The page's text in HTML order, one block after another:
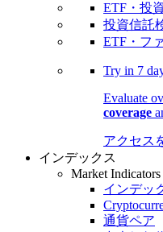
ETF・投
投資信託
ETF・フ
Try in 7
Evaluate
coverage
アクセス
インデックス
Market Indicators
インデッ
通貨ペア